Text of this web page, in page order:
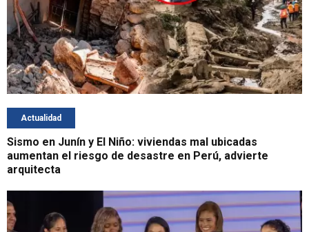
Actualidad
Sismo en Junín y El Niño: viviendas mal ubicadas
aumentan el riesgo de desastre en Perú, advierte
arquitecta